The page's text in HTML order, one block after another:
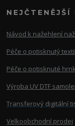
NEJČTENĚJŠÍ
Návod k nažehlení
Péče o potisknutý textil
Péče o potisknuté
Výroba UV DTF
Transferový digitální
Velkoobchodní prodej